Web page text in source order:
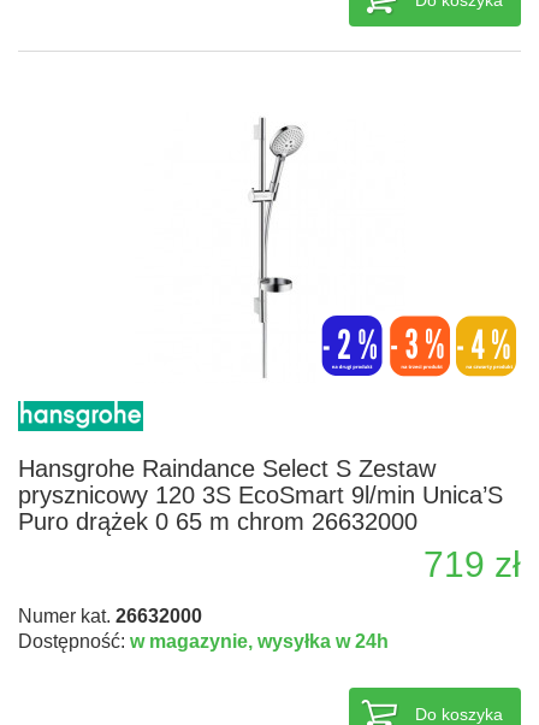
Hansgrohe Raindance Select S Zestaw
prysznicowy 120 3S EcoSmart 9l/min Unica’S
Puro drążek 0 65 m chrom 26632000
719 zł
Numer kat. 26632000
Dostępność: w magazynie, wysyłka w 24h
Do koszyka